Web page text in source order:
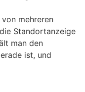
mehreren
Standortanzeige
man den
ist, und